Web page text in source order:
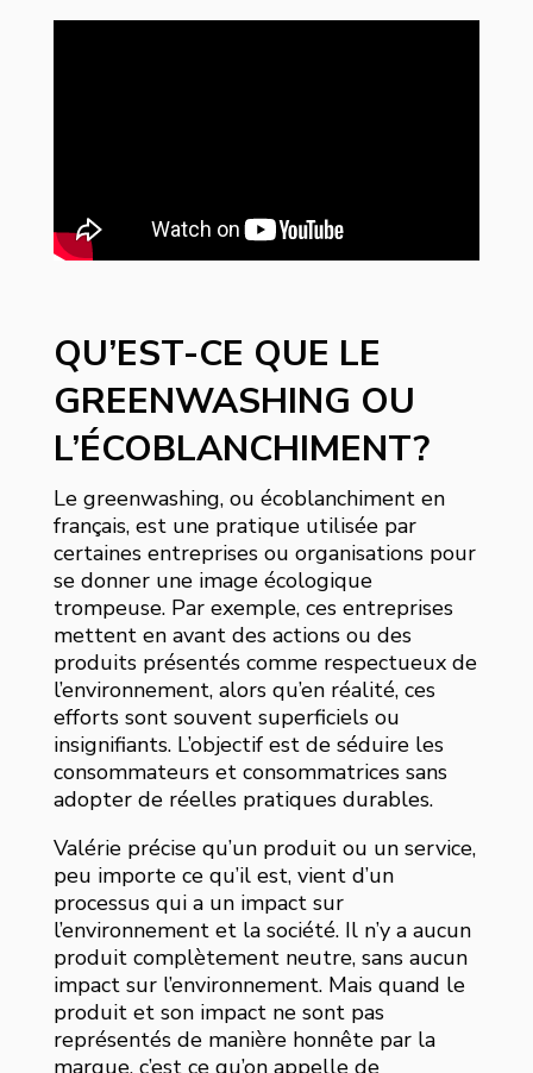
QU’EST-CE QUE LE
GREENWASHING OU
L’ÉCOBLANCHIMENT?
Le greenwashing, ou écoblanchiment en
français, est une pratique utilisée par
certaines entreprises ou organisations pour
se donner une image écologique
trompeuse. Par exemple, ces entreprises
mettent en avant des actions ou des
produits présentés comme respectueux de
l’environnement, alors qu’en réalité, ces
efforts sont souvent superficiels ou
insignifiants. L’objectif est de séduire les
consommateurs et consommatrices sans
adopter de réelles pratiques durables.
Valérie précise qu’un produit ou un service,
peu importe ce qu’il est, vient d’un
processus qui a un impact sur
l’environnement et la société. Il n’y a aucun
produit complètement neutre, sans aucun
impact sur l’environnement. Mais quand le
produit et son impact ne sont pas
représentés de manière honnête par la
marque, c’est ce qu’on appelle de